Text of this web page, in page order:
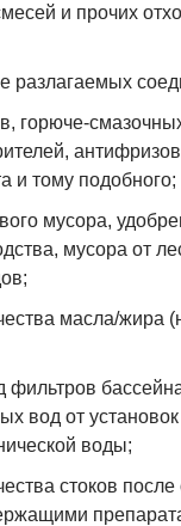
и прочих
разлагаемых
горюче-
и тому подобного;
мусора,
мусора от
масла/жира
вод от установок
воды;
стоков